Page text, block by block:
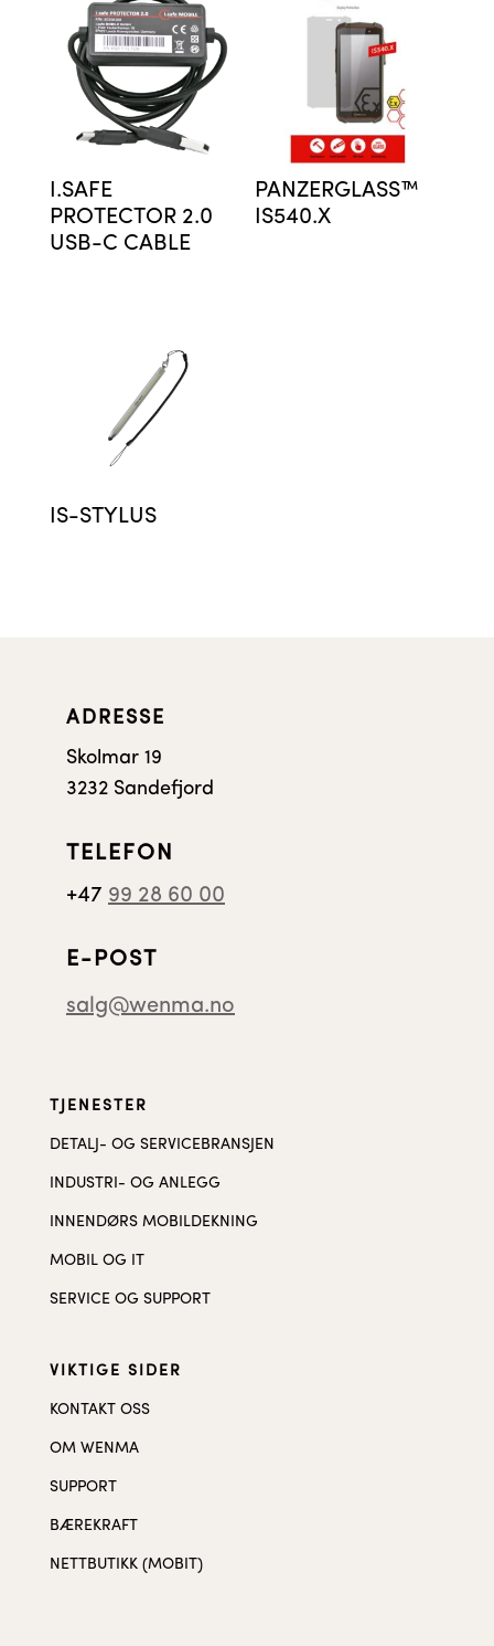
I.SAFE
PROTECTOR 2.0
USB-C CABLE
PANZERGLASS™
IS540.X
IS-STYLUS
ADRESSE
Skolmar 19
3232 Sandefjord
TELEFON
+47 99 28 60 00
E-POST
salg@wenma.no
TJENESTER
DETALJ- OG SERVICEBRANSJEN
INDUSTRI- OG ANLEGG
INNENDØRS MOBILDEKNING
MOBIL OG IT
SERVICE OG SUPPORT
VIKTIGE SIDER
KONTAKT OSS
OM WENMA
SUPPORT
BÆREKRAFT
NETTBUTIKK (MOBIT)